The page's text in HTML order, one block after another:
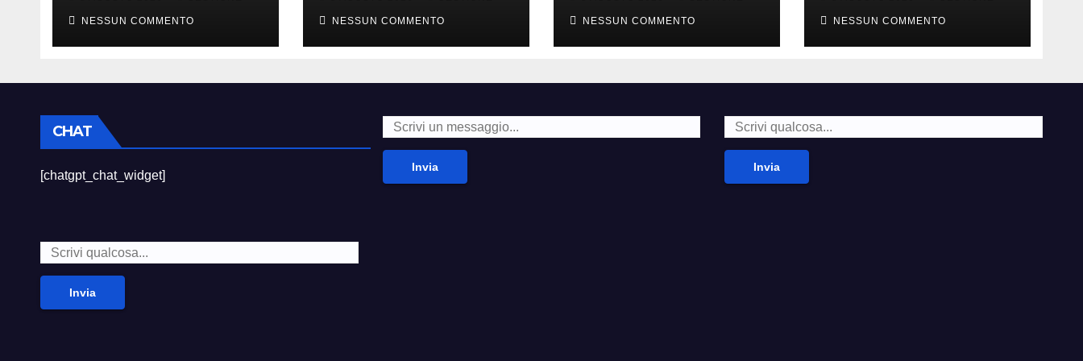
sempre divertito”
NESSUN COMMENTO
diedi alla moda’
NESSUN COMMENTO
second hand
NESSUN COMMENTO
della carne
NESSUN COMMENTO
CHAT
[chatgpt_chat_widget]
Invia Invia
Invia